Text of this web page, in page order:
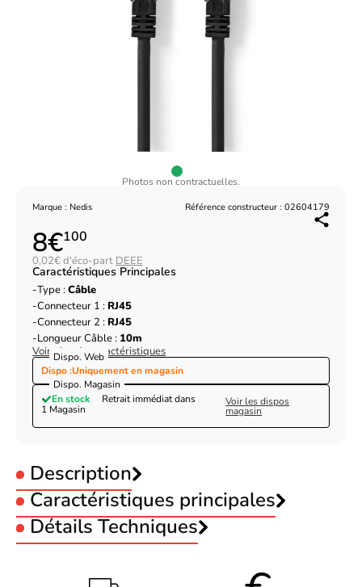
Photos non contractuelles.
Marque : Nedis Référence constructeur : 02604179
8€100
0,02€ d'éco-part DEEE
Caractéristiques Principales
Type :Câble
Connecteur 1 : RJ45
Connecteur 2 : RJ45
Longueur Câble : 10m
Voir plus de caractéristiques
Dispo. Web
Dispo :Uniquement en magasin
Dispo. Magasin
En stock
Retrait immédiat dans
1 Magasin
Voir les dispos
magasin
Description
Nedis Câble RJ45 CAT7 S/FTP - male/male -
10m - Noir-Seconde Vie-Très Bon Etat
Caractéristiques principales
Type :Câble
Connecteur 1 :RJ45
Détails Techniques
Couleur du produit